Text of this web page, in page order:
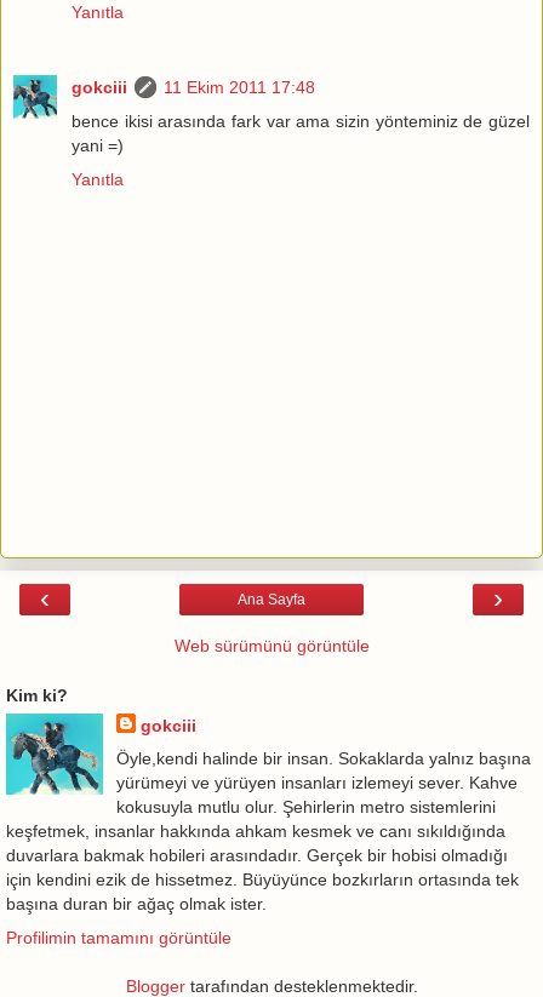
Yanıtla
gokciii
11 Ekim 2011 17:48
bence ikisi arasında fark var ama sizin yönteminiz de güzel
yani =)
Yanıtla
‹ ›
Ana Sayfa
Web sürümünü görüntüle
Kim ki?
gokciii
Öyle,kendi halinde bir insan. Sokaklarda yalnız başına
yürümeyi ve yürüyen insanları izlemeyi sever. Kahve
kokusuyla mutlu olur. Şehirlerin metro sistemlerini
keşfetmek, insanlar hakkında ahkam kesmek ve canı sıkıldığında
duvarlara bakmak hobileri arasındadır. Gerçek bir hobisi olmadığı
için kendini ezik de hissetmez. Büyüyünce bozkırların ortasında tek
başına duran bir ağaç olmak ister.
Profilimin tamamını görüntüle
Bloggertarafından desteklenmektedir.